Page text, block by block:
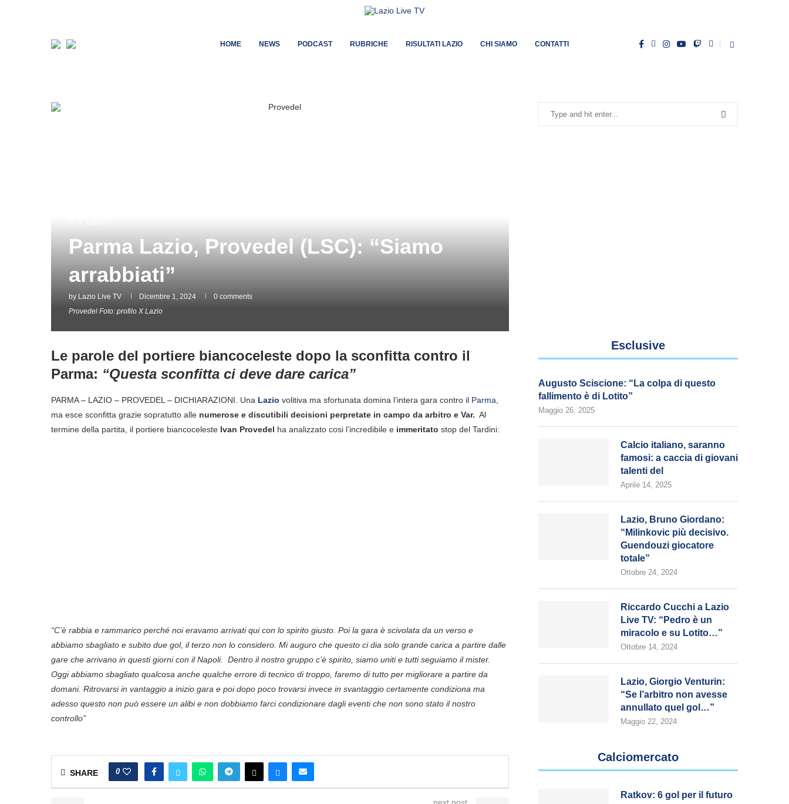
HOME NEWS PODCAST RUBRICHE RISULTATI LAZIO CHI SIAMO CONTATTI
Parma Lazio, Provedel (LSC): “Siamo
arrabbiati”
by Lazio Live TV Dicembre 1, 2024
0 comments
Provedel Foto: profilo X Lazio
Le parole del portiere biancoceleste dopo la sconfitta contro il
Parma: “Questa sconfitta ci deve dare carica”
PARMA – LAZIO – PROVEDEL – DICHIARAZIONI. Una Lazio volitiva ma sfortunata domina l’intera gara contro il Parma
ma esce sconfitta grazie sopratutto alle numerose e discutibili decisioni perpretate in campo da arbitro e Var. Al
termine della partita, il portiere biancoceleste Ivan Provedel ha analizzato cosi l’incredibile e immeritato stop del Tardini:
“C’è rabbia e rammarico perché noi eravamo arrivati qui con lo spirito giusto. Poi la gara è scivolata da un verso e
abbiamo sbagliato e subito due gol, il terzo non lo considero. Mi auguro che questo ci dia solo grande carica a partire dalle
gare che arrivano in questi giorni con il Napoli. Dentro il nostro gruppo c’è spirito, siamo uniti e tutti seguiamo il mister.
Oggi abbiamo sbagliato qualcosa anche qualche errore di tecnico di troppo, faremo di tutto per migliorare a partire da
domani. Ritrovarsi in vantaggio a inizio gara e poi dopo poco trovarsi invece in svantaggio certamente condiziona ma
adesso questo non può essere un alibi e non dobbiamo farci condizionare dagli eventi che non sono stato il nostro
controllo”
SHARE 0
Esclusive
Augusto Sciscione: “La colpa di questo
fallimento è di Lotito”
Maggio 26, 2025
Calcio italiano, saranno
famosi: a caccia di giovani
talenti del
Aprile 14, 2025
Lazio, Bruno Giordano:
“Milinkovic più decisivo.
Guendouzi giocatore
totale”
Ottobre 24, 2024
Riccardo Cucchi a Lazio
Live TV: “Pedro è un
miracolo e su Lotito…”
Ottobre 14, 2024
Lazio, Giorgio Venturin:
“Se l’arbitro non avesse
annullato quel gol…”
Maggio 22, 2024
Calciomercato
Ratkov: 6 gol per il futuro